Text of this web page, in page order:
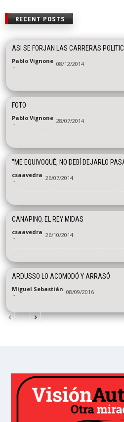
RECENT POSTS
ASI SE FORJAN LAS CARRERAS
Pablo Vignone
- 08/12/2014
FOTO
Pablo Vignone
- 28/07/2014
"ME EQUIVOQUÉ, NO DEBÍ DEJARLO
csaavedra
- 26/07/2014
CANAPINO, EL REY MIDAS
csaavedra
- 26/10/2014
ARDUSSO LO ACOMODÓ Y ARRASÓ
Miguel Sebastián
- 08/09/2016